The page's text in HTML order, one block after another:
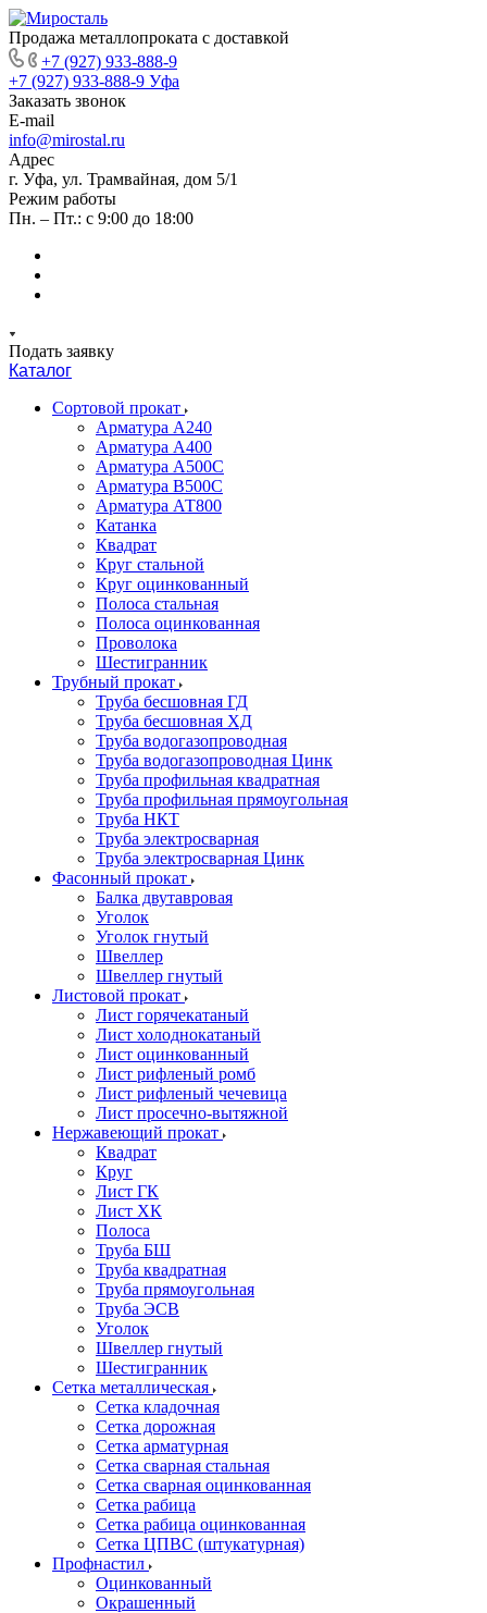
Продажа металлопроката с доставкой
+7 (927) 933-888-9
+7 (927) 933-888-9 Уфа
Заказать звонок
E-mail
info@mirostal.ru
Адрес
г. Уфа, ул. Трамвайная, дом 5/1
Режим работы
Пн. – Пт.: с 9:00 до 18:00
Подать заявку
Каталог
Сортовой прокат
Арматура А240
Арматура А400
Арматура А500C
Арматура В500С
Арматура АТ800
Катанка
Квадрат
Круг стальной
Круг оцинкованный
Полоса стальная
Полоса оцинкованная
Проволока
Шестигранник
Трубный прокат
Труба бесшовная ГД
Труба бесшовная ХД
Труба водогазопроводная
Труба водогазопроводная Цинк
Труба профильная квадратная
Труба профильная прямоугольная
Труба НКТ
Труба электросварная
Труба электросварная Цинк
Фасонный прокат
Балка двутавровая
Уголок
Уголок гнутый
Швеллер
Швеллер гнутый
Листовой прокат
Лист горячекатаный
Лист холоднокатаный
Лист оцинкованный
Лист рифленый ромб
Лист рифленый чечевица
Лист просечно-вытяжной
Нержавеющий прокат
Квадрат
Круг
Лист ГК
Лист ХК
Полоса
Труба БШ
Труба квадратная
Труба прямоугольная
Труба ЭСВ
Уголок
Швеллер гнутый
Шестигранник
Сетка металлическая
Сетка кладочная
Сетка дорожная
Сетка арматурная
Сетка сварная стальная
Сетка сварная оцинкованная
Сетка рабица
Сетка рабица оцинкованная
Сетка ЦПВС (штукатурная)
Профнастил
Оцинкованный
Окрашенный